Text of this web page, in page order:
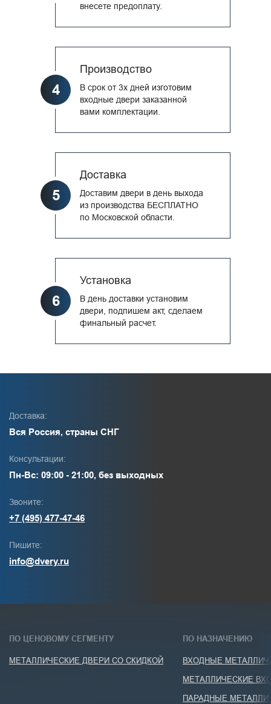
внесете предоплату.
4
Производство
В срок от 3х дней изготовим
входные двери заказанной
вами комплектации.
5
Доставка
Доставим двери в день выхода
из производства БЕСПЛАТНО
по Московской области.
6
Установка
В день доставки установим
двери, подпишем акт, сделаем
финальный расчет.
Доставка:
Вся Россия, страны СНГ
Консультации:
Пн-Вс: 09:00 - 21:00, без выходных
Звоните:
+7 (495) 477-47-46
Пишите:
info@dvery.ru
ПО ЦЕНОВОМУ СЕГМЕНТУ
МЕТАЛЛИЧЕСКИЕ ДВЕРИ СО СКИДКОЙ
ПО НАЗНАЧЕНИЮ
ВХОДНЫЕ
МЕТАЛЛИЧЕСКИЕ
ПАРАДНЫЕ